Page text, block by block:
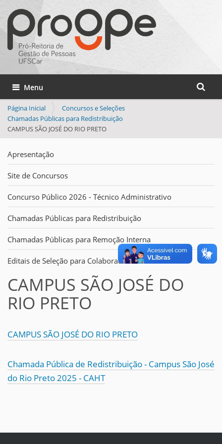
Busca
Busca
Toggle navigation
Página Inicial
Concursos e Seleções
Chamadas Públicas para Redistribuição
CAMPUS SÃO JOSÉ DO RIO PRETO
Apresentação
Site de Concursos
Concurso Público 2026 - Técnico Administrativo
Chamadas Públicas para Redistribuição
Chamadas Públicas para Remoção Interna
Editais de Seleção para Colaborador Eventual
CAMPUS SÃO JOSÉ DO
RIO PRETO
CAMPUS SÃO JOSÉ DO RIO PRETO
Chamada Pública de Redistribuição - Campus São José
do Rio Preto 2025 - CAHT